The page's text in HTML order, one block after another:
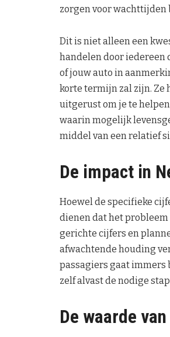
zorgen voor wachttijden
Dit is niet alleen een
handelen door iedereen
of jouw auto in
korte termijn zal zijn. Ze
uitgerust om je te
waarin mogelijk
middel van een relatief
De impact in
Hoewel de specifieke
dienen dat het probleem
gerichte cijfers en
afwachtende houding
passagiers gaat immers
zelf alvast de nodige
De waarde